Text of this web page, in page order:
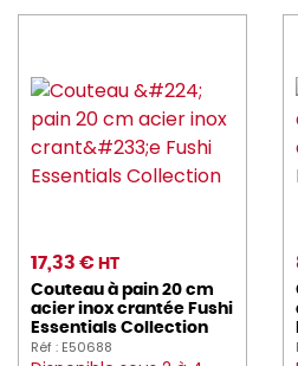
barbecook (12)
befor (1)
BEQUET (9)
BLANCO (1)
blendtec (3)
BONNET (24)
17,33 € HT
Couteau à pain 20 cm
acier inox crantée Fushi
Essentials Collection
Réf : E50688